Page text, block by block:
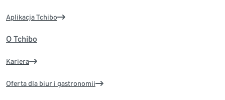
Aplikacja Tchibo
O Tchibo
Kariera
Oferta dla biur i gastronomii